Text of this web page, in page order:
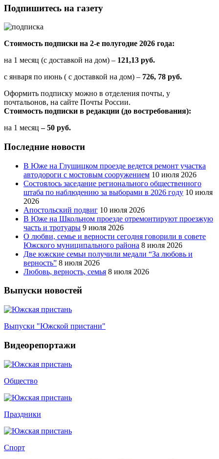
Подпишитесь на газету
Стоимость подписки на 2-е полугодие 2026 года:
на 1 месяц (с доставкой на дом) – 121,13 руб.
с января по июнь ( с доставкой на дом) – 726, 78 руб.
Оформить подписку можно в отделения почты, у
почтальонов, на сайте Почты России.
Стоимость подписки в редакции (до востребования):
на 1 месяц – 50 руб.
Последние новости
В Юже на Глушицком проезде ведется ремонт участка
автодороги с мостовым сооружением 10 июля 2026
Состоялось заседание регионального общественного
штаба по наблюдению за выборами в 2026 году 10 июля
2026
Апостольский подвиг 10 июля 2026
В Юже на Школьном проезде отремонтируют проезжую
часть и тротуары 9 июля 2026
О любви, семье и верности сегодня говорили в совете
Южского муниципального района 8 июля 2026
Две южские семьи получили медали “За любовь и
верность” 8 июля 2026
Любовь, верность, семья 8 июля 2026
Выпуски новостей
Выпуски "Южской пристани"
Видеорепортажи
Общество
Праздники
Спорт